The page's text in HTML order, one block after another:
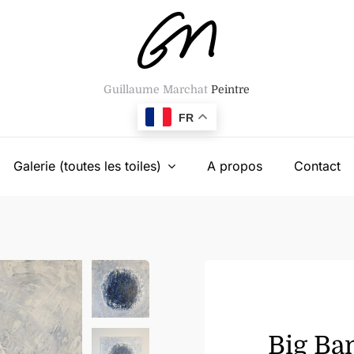
Guillaume MarchatPeintre
FR
Galerie (toutes les toiles) A propos Contact
Big